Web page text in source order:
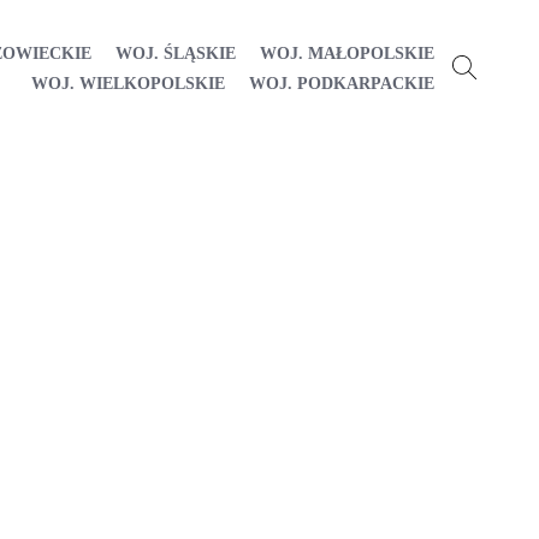
WOJ. ŚLĄSKIE
WOJ. MAŁOPOLSKIE
WOJ. WIELKOPOLSKIE
WOJ. PODKARPACKIE